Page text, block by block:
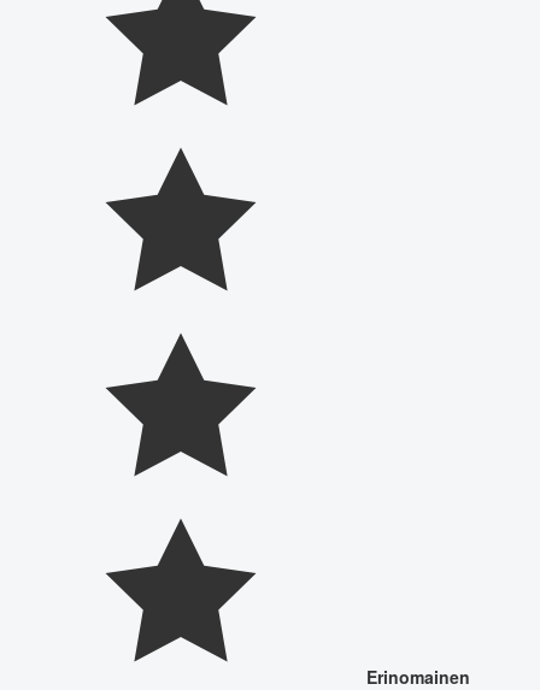
Erinomainen